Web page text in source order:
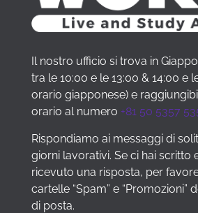
Il nostro ufficio si trova in
tra le 10:00 e le 13:00 & 14:00 e
orario giapponese) e
orario al numero +81 50 5357
Rispondiamo ai messaggi di
giorni lavorativi. Se ci hai scritto
ricevuto una risposta, per
cartelle “Spam” e “Promozioni”
di posta.